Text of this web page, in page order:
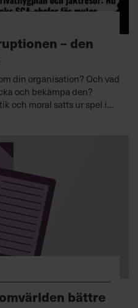
– den
din organisation? Och vad
och bekämpa den?
och moral satts ur spel i
bättre